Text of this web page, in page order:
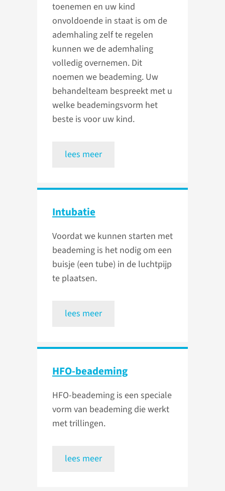
toenemen en uw kind
onvoldoende in staat is om de
ademhaling zelf te regelen
kunnen we de ademhaling
volledig overnemen. Dit
noemen we beademing. Uw
behandelteam bespreekt met u
welke beademingsvorm het
beste is voor uw kind.
lees meer
Intubatie
Voordat we kunnen starten met
beademing is het nodig om een
buisje (een tube) in de luchtpijp
te plaatsen.
lees meer
HFO-beademing
HFO-beademing is een speciale
vorm van beademing die werkt
met trillingen.
lees meer